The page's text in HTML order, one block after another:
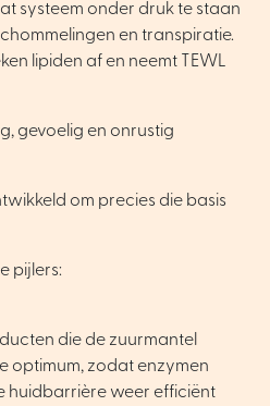
systeem onder druk te staan
en transpiratie.
lipiden af en neemt TEWL
gevoelig en onrustig
om precies die basis
pijlers:
die de zuurmantel
optimum, zodat enzymen
huidbarrière weer efficiënt